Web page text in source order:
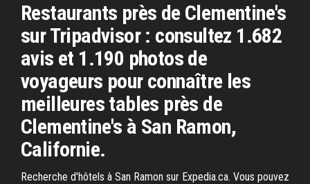
Restaurants près de Clementine's
sur Tripadvisor : consultez 1.682
avis et 1.190 photos de
voyageurs pour connaître les
meilleures tables près de
Clementine's à San Ramon,
Californie.
Recherche d'hôtels à San Ramon sur Expedia.ca. Vous pouvez